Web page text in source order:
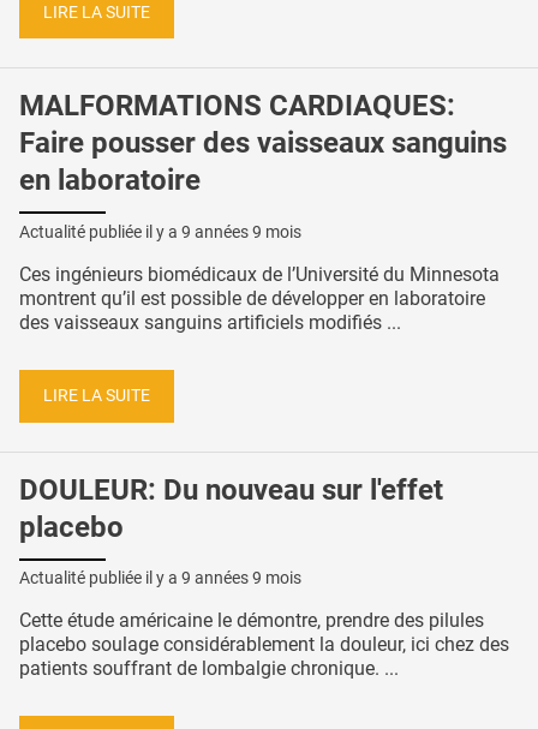
LIRE LA SUITE
MALFORMATIONS CARDIAQUES:
Faire pousser des vaisseaux sanguins
en laboratoire
Actualité publiée il y a 9 années 9 mois
Ces ingénieurs biomédicaux de l’Université du Minnesota
montrent qu’il est possible de développer en laboratoire
des vaisseaux sanguins artificiels modifiés ...
LIRE LA SUITE
DOULEUR: Du nouveau sur l'effet
placebo
Actualité publiée il y a 9 années 9 mois
Cette étude américaine le démontre, prendre des pilules
placebo soulage considérablement la douleur, ici chez des
patients souffrant de lombalgie chronique. ...